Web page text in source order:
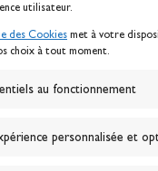
utilisateur.
des Cookies met à votre
choix à tout moment.
au fonctionnement
personnalisée et